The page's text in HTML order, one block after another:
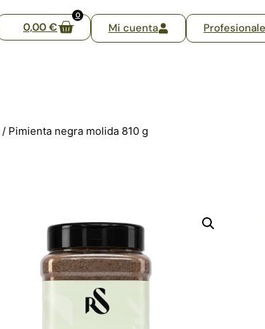
0,00 €
0
Mi cuenta
/ Pimienta negra molida 810 g